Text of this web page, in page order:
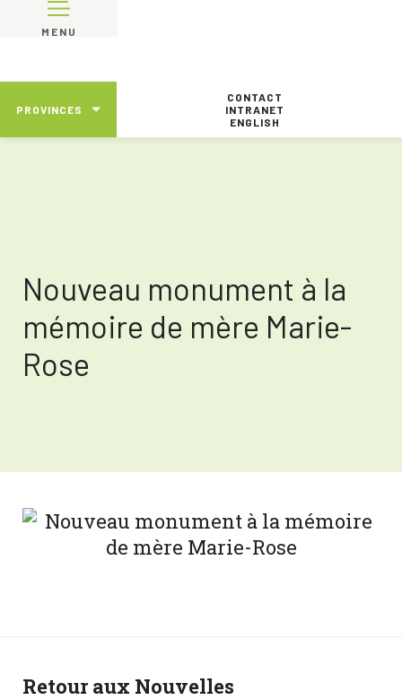
MENU
PROVINCES
CONTACT
INTRANET
ENGLISH
Nouveau monument à la
mémoire de mère Marie-
Rose
Retour aux Nouvelles